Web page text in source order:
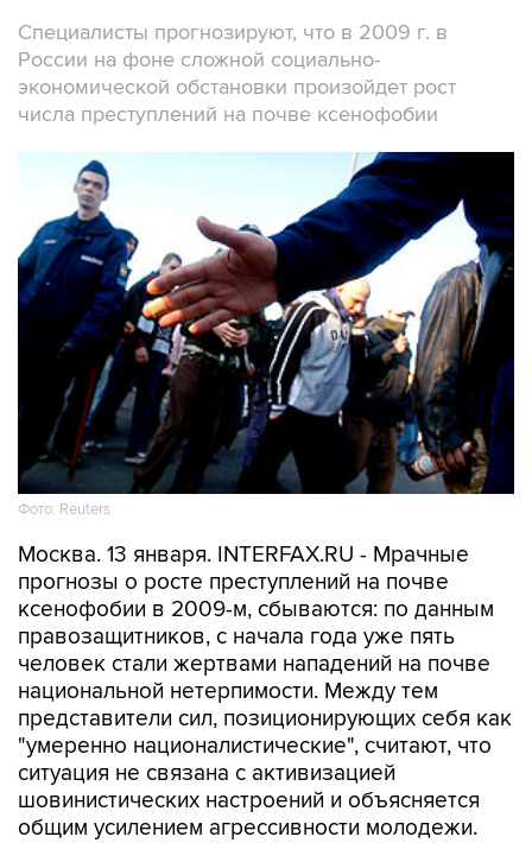
Специалисты прогнозируют, что в 2009 г. в
России на фоне сложной социально-
экономической обстановки произойдет рост
числа преступлений на почве ксенофобии
Фото: Reuters
Москва. 13 января. INTERFAX.RU - Мрачные
прогнозы о росте преступлений на почве
ксенофобии в 2009-м, сбываются: по данным
правозащитников, с начала года уже пять
человек стали жертвами нападений на почве
национальной нетерпимости. Между тем
представители сил, позиционирующих себя как
"умеренно националистические", считают, что
ситуация не связана с активизацией
шовинистических настроений и объясняется
общим усилением агрессивности молодежи.